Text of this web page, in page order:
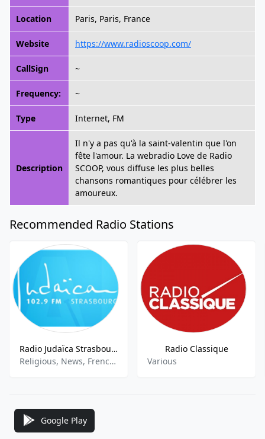
Location Paris, Paris, France
Website https://www.radioscoop.com/
CallSign ~
Frequency: ~
Type Internet, FM
Description
Il n'y a pas qu'à la saint-valentin que l'on
fête l'amour. La webradio Love de Radio
SCOOP, vous diffuse les plus belles
chansons romantiques pour célébrer les
amoureux.
Recommended Radio Stations
Radio Judaïca Strasbourg
Religious, News, French Talk
Radio Classique
Various
Google Play